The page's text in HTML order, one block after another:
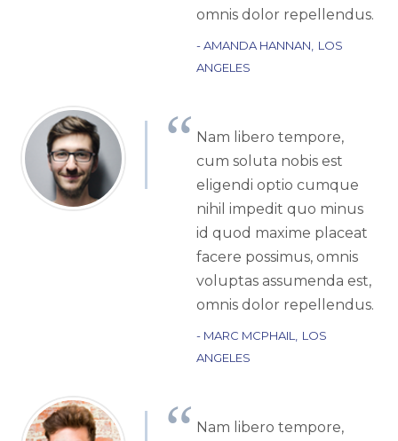
omnis dolor repellendus.
AMANDA HANNAN
LOS
ANGELES
Nam libero tempore,
cum soluta nobis est
eligendi optio cumque
nihil impedit quo minus
id quod maxime placeat
facere possimus, omnis
voluptas assumenda est,
omnis dolor repellendus.
MARC MCPHAIL
LOS
ANGELES
Nam libero tempore,